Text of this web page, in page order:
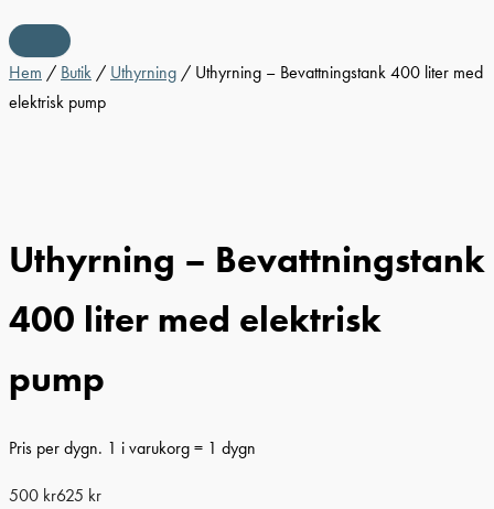
Hem / Butik / Uthyrning / Uthyrning – Bevattningstank 400 liter med
elektrisk pump
Uthyrning – Bevattningstank
400 liter med elektrisk
pump
Pris per dygn. 1 i varukorg = 1 dygn
500 kr625 kr